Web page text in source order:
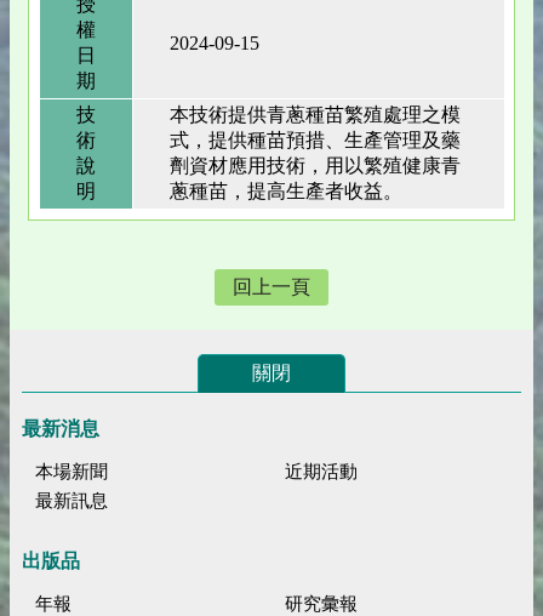
權
日
期
2024-09-15
技
術
說
明
本技術提供青蔥種苗繁殖處理之模
式，提供種苗預措、生產管理及藥
劑資材應用技術，用以繁殖健康青
蔥種苗，提高生產者收益。
回上一頁
關閉
最新消息
本場新聞
近期活動
最新訊息
出版品
年報
研究彙報